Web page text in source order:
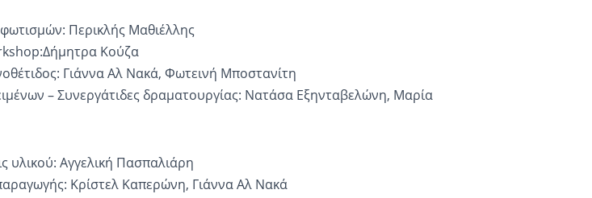
Περικλής Μαθιέλλης
Κούζα
Γιάννα Αλ Νακά, Φωτεινή Μποστανίτη
– Συνεργάτιδες δραματουργίας: Νατάσα Εξηνταβελώνη, Μαρία
υλικού: Αγγελική Πασπαλιάρη
Κρίστελ Καπερώνη, Γιάννα Αλ Νακά